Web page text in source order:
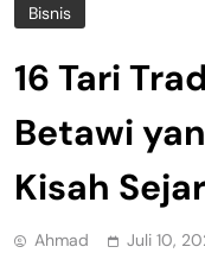
Bisnis
16 Tari
Betawi
Kisah
Ahmad Juli 10,